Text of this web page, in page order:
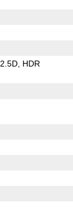
2.5D HDR